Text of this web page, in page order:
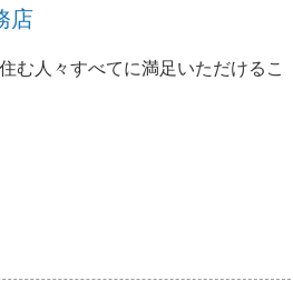
店
む人々すべてに満足いただけるこ